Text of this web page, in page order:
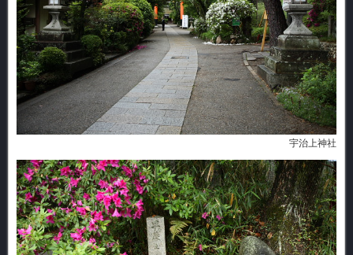
宇治上神社